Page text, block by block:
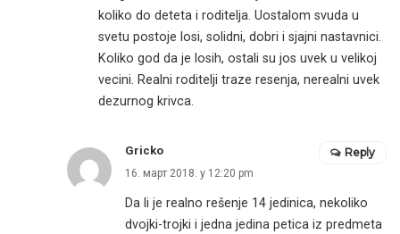
koliko do deteta i roditelja. Uostalom svuda u
svetu postoje losi, solidni, dobri i sjajni nastavnici.
Koliko god da je losih, ostali su jos uvek u velikoj
vecini. Realni roditelji traze resenja, nerealni uvek
dezurnog krivca.
Gricko
16. март 2018. у 12:20 pm
Da li je realno rešenje 14 jedinica, nekoliko
dvojki-trojki i jedna jedina petica iz predmeta
Reply